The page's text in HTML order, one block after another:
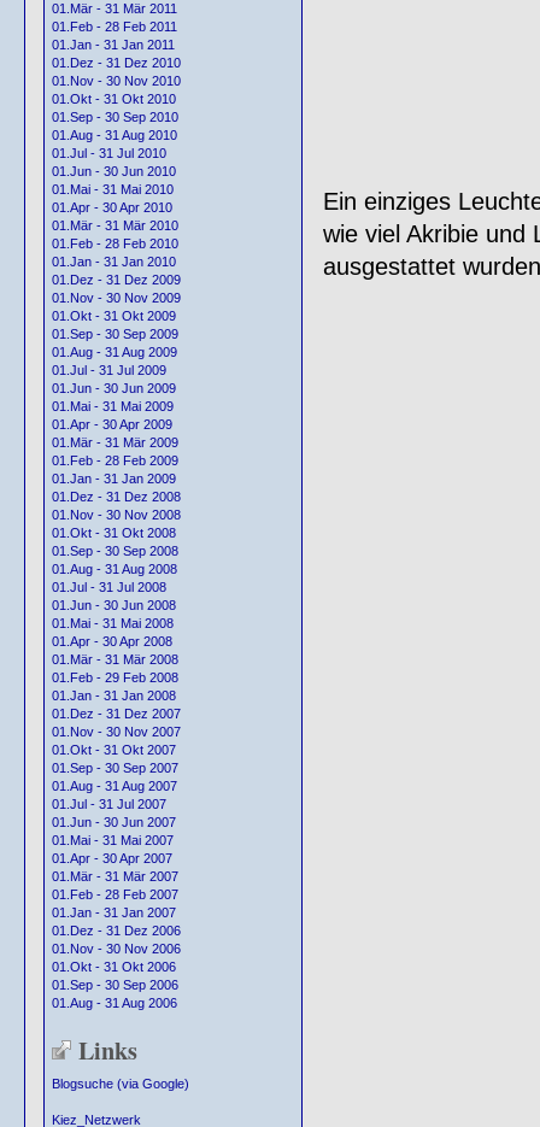
01.Mär - 31 Mär 2011
01.Feb - 28 Feb 2011
01.Jan - 31 Jan 2011
01.Dez - 31 Dez 2010
01.Nov - 30 Nov 2010
01.Okt - 31 Okt 2010
01.Sep - 30 Sep 2010
01.Aug - 31 Aug 2010
01.Jul - 31 Jul 2010
01.Jun - 30 Jun 2010
01.Mai - 31 Mai 2010
01.Apr - 30 Apr 2010
01.Mär - 31 Mär 2010
01.Feb - 28 Feb 2010
01.Jan - 31 Jan 2010
01.Dez - 31 Dez 2009
01.Nov - 30 Nov 2009
01.Okt - 31 Okt 2009
01.Sep - 30 Sep 2009
01.Aug - 31 Aug 2009
01.Jul - 31 Jul 2009
01.Jun - 30 Jun 2009
01.Mai - 31 Mai 2009
01.Apr - 30 Apr 2009
01.Mär - 31 Mär 2009
01.Feb - 28 Feb 2009
01.Jan - 31 Jan 2009
01.Dez - 31 Dez 2008
01.Nov - 30 Nov 2008
01.Okt - 31 Okt 2008
01.Sep - 30 Sep 2008
01.Aug - 31 Aug 2008
01.Jul - 31 Jul 2008
01.Jun - 30 Jun 2008
01.Mai - 31 Mai 2008
01.Apr - 30 Apr 2008
01.Mär - 31 Mär 2008
01.Feb - 29 Feb 2008
01.Jan - 31 Jan 2008
01.Dez - 31 Dez 2007
01.Nov - 30 Nov 2007
01.Okt - 31 Okt 2007
01.Sep - 30 Sep 2007
01.Aug - 31 Aug 2007
01.Jul - 31 Jul 2007
01.Jun - 30 Jun 2007
01.Mai - 31 Mai 2007
01.Apr - 30 Apr 2007
01.Mär - 31 Mär 2007
01.Feb - 28 Feb 2007
01.Jan - 31 Jan 2007
01.Dez - 31 Dez 2006
01.Nov - 30 Nov 2006
01.Okt - 31 Okt 2006
01.Sep - 30 Sep 2006
01.Aug - 31 Aug 2006
Links
Blogsuche (via Google)
Kiez_Netzwerk
Ein einziges
wie viel Akribie und
ausgestattet